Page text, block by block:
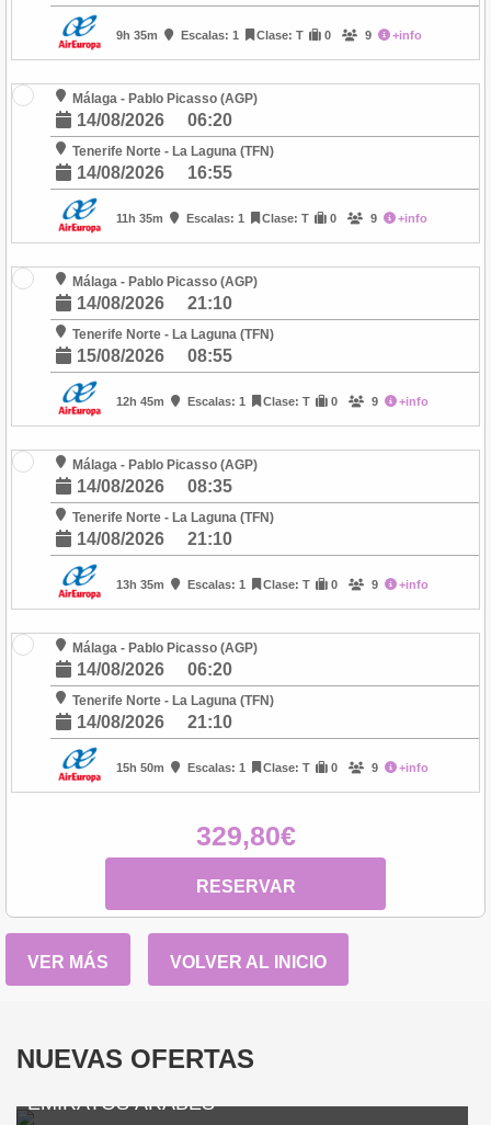
9h 35m Escalas: 1 Clase: T 0 9 +info
Málaga - Pablo Picasso (AGP)
14/08/2026 06:20
Tenerife Norte - La Laguna (TFN)
14/08/2026 16:55
11h 35m Escalas: 1 Clase: T 0 9 +info
Málaga - Pablo Picasso (AGP)
14/08/2026 21:10
Tenerife Norte - La Laguna (TFN)
15/08/2026 08:55
12h 45m Escalas: 1 Clase: T 0 9 +info
Málaga - Pablo Picasso (AGP)
14/08/2026 08:35
Tenerife Norte - La Laguna (TFN)
14/08/2026 21:10
13h 35m Escalas: 1 Clase: T 0 9 +info
Málaga - Pablo Picasso (AGP)
14/08/2026 06:20
Tenerife Norte - La Laguna (TFN)
14/08/2026 21:10
15h 50m Escalas: 1 Clase: T 0 9 +info
329,80€
RESERVAR
VER MÁS VOLVER AL INICIO
NUEVAS OFERTAS
EMIRATOS ÁRABES